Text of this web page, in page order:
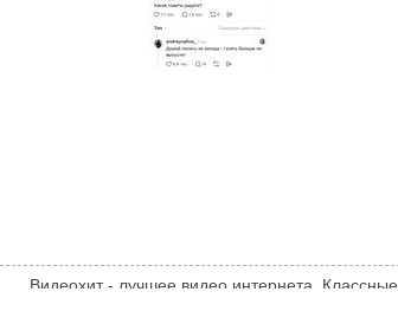
Видеохит - лучшее видео интернета.